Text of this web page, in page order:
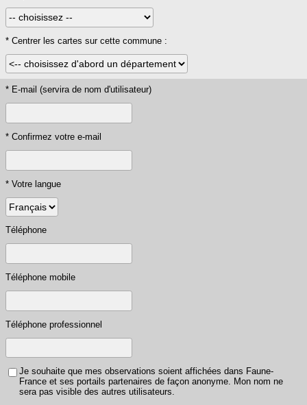
* Centrer les cartes sur cette commune :
* E-mail (servira de nom d'utilisateur)
* Confirmez votre e-mail
* Votre langue
Téléphone
Téléphone mobile
Téléphone professionnel
Je souhaite que mes observations soient affichées dans Faune-
France et ses portails partenaires de façon anonyme. Mon nom ne
sera pas visible des autres utilisateurs.